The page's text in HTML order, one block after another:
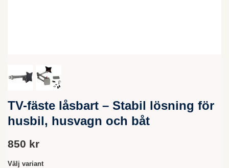
TV-fäste låsbart – Stabil lösning för
husbil, husvagn och båt
850 kr
Välj variant